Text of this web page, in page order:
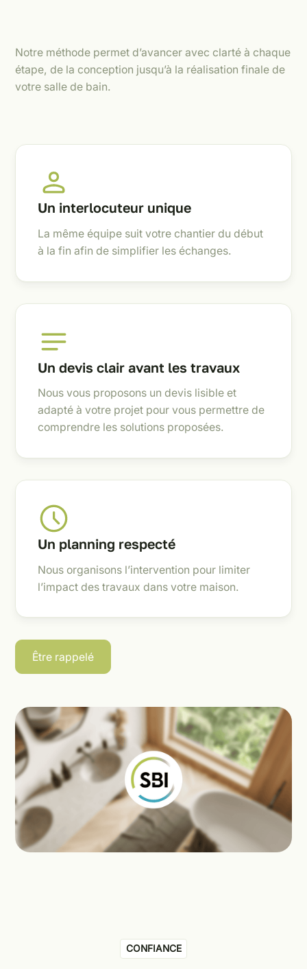
Notre méthode permet d’avancer avec clarté à chaque
étape, de la conception jusqu’à la réalisation finale de
votre salle de bain.
Un interlocuteur unique
La même équipe suit votre chantier du début
à la fin afin de simplifier les échanges.
Un devis clair avant les travaux
Nous vous proposons un devis lisible et
adapté à votre projet pour vous permettre de
comprendre les solutions proposées.
Un planning respecté
Nous organisons l’intervention pour limiter
l’impact des travaux dans votre maison.
Être rappelé
CONFIANCE